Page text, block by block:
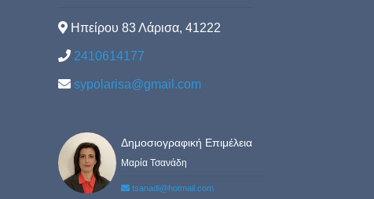
Ηπείρου 83 Λάρισα, 41222
2410614177
sypolarisa@gmail.com
Δημοσιογραφική Επιμέλεια
Μαρία Τσανάδη
tsanadi@hotmail.com